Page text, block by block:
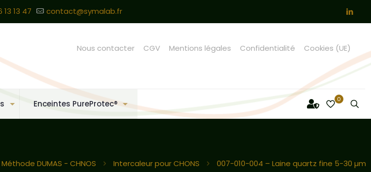
13 13 47 contact@symalab.fr
Enceintes PureProtec®
Nous contacter CGV Mentions légales Confidentialité Cookies (UE)
0
Méthode DUMAS - CHNOS Intercaleur pour CHONS 007-010-004 – Laine quartz fine 5-30 µm